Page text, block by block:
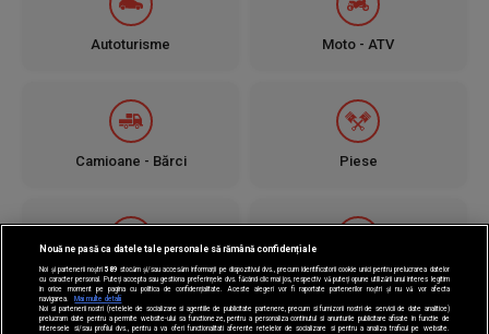
Autoturisme Moto - ATV
Camioane - Bărci Piese
Jante - Anvelope Utilaje
Nouă ne pasă ca datele tale personale să rămână confidențiale
Noi și partenerii noștri 589 stocăm și/sau accesăm informații pe dispozitivul dvs., precum identificatorii cookie unici pentru prelucrarea datelor
cu caracter personal. Puteți accepta sau gestiona preferințele dvs. făcând clic mai jos, respectiv vă puteți opune utilizării unui interes legitim
în orice moment pe pagina cu politica de confidențialitate. Aceste alegeri vor fi raportate partenerilor noștri și nu vă vor afecta
navigarea.
Mai multe detalii
Noi si partenerii nostri (retelele de socializare si agentiile de publicitate partenere, precum si furnizorii nostri de servicii de date analitice)
prelucram date pentru a permite website-ului sa functioneze, pentru a personaliza continutul si anunturile publicitare afisate in functie de
interesele si/sau profilul dvs., pentru a va oferi functionalitati aferente retelelor de socializare si pentru a analiza traficul pe website.